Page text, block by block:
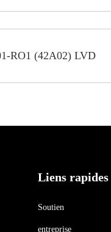
RO1 (42A02) LVD
Liens rapides
Soutien
entreprise